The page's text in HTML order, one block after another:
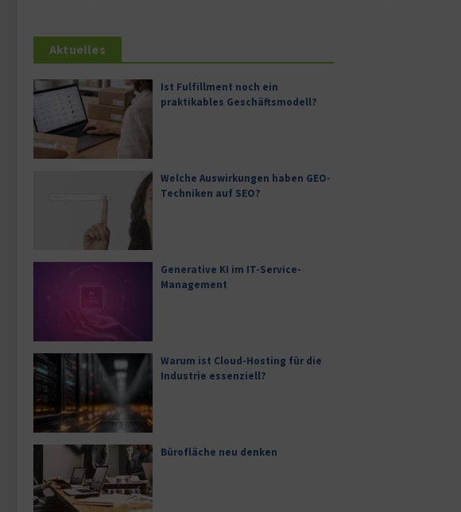
Aktuelles
Ist Fulfillment noch ein
praktikables Geschäftsmodell?
Welche Auswirkungen haben GEO-
Techniken auf SEO?
Generative KI im IT-Service-
Management
Warum ist Cloud-Hosting für die
Industrie essenziell?
Bürofläche neu denken